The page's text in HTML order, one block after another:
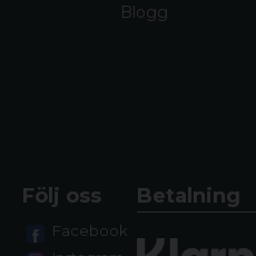
Blogg
Följ oss
Facebook
Betalning